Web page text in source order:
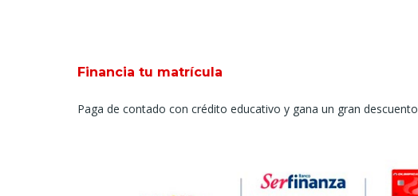
Financia tu matrícula
Paga de contado con crédito educativo y gana un gran descuento